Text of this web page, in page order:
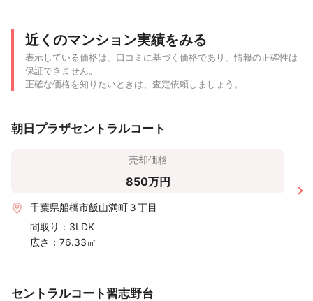
近くのマンション実績をみる
表示している価格は、口コミに基づく価格であり、情報の正確性は
保証できません。
正確な価格を知りたいときは、査定依頼しましょう。
朝日プラザセントラルコート
売却価格
850万円
千葉県船橋市飯山満町３丁目
間取り： 3LDK
広さ： 76.33㎡
セントラルコート習志野台